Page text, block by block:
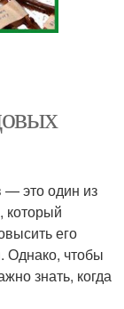
— это один из
который
его
Однако, чтобы
знать, когда